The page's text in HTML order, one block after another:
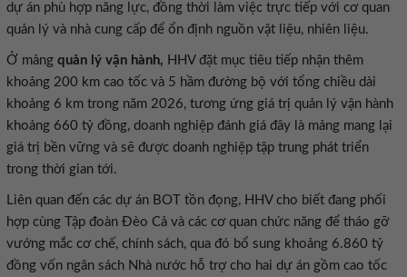
dự án phù hợp năng lực, đồng thời làm việc trực tiếp với cơ quan
quản lý và nhà cung cấp để ổn định nguồn vật liệu, nhiên liệu.
Ở mảng quản lý vận hành, HHV đặt mục tiêu tiếp nhận thêm
khoảng 200 km cao tốc và 5 hầm đường bộ với tổng chiều dài
khoảng 6 km trong năm 2026, tương ứng giá trị quản lý vận hành
khoảng 660 tỷ đồng, doanh nghiệp đánh giá đây là mảng mang lại
giá trị bền vững và sẽ được doanh nghiệp tập trung phát triển
trong thời gian tới.
Liên quan đến các dự án BOT tồn đọng, HHV cho biết đang phối
hợp cùng Tập đoàn Đèo Cả và các cơ quan chức năng để tháo gỡ
vướng mắc cơ chế, chính sách, qua đó bổ sung khoảng 6.860 tỷ
đồng vốn ngân sách Nhà nước hỗ trợ cho hai dự án gồm cao tốc